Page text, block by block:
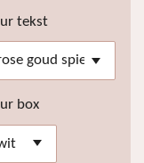
tekst
box